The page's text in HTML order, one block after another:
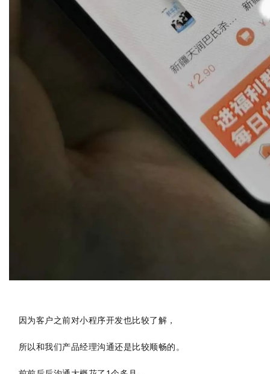
因为客户之前对小程序开发也比较了解，
所以和我们产品经理沟通还是比较顺畅的。